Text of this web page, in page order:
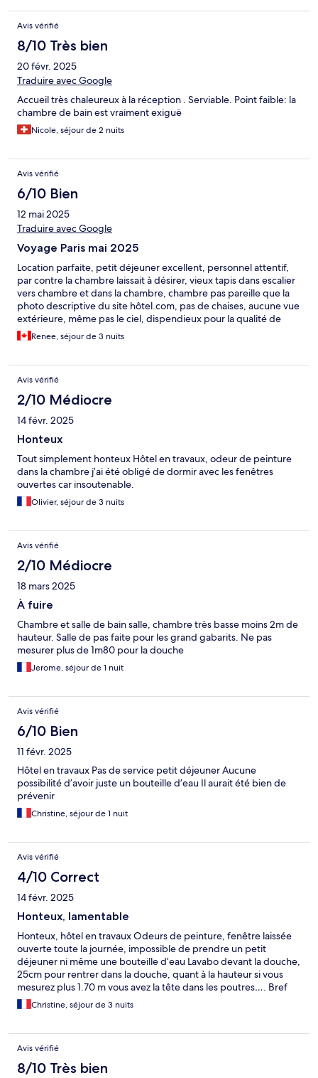
Avis vérifié
8/10 Très bien
20 févr. 2025
Traduire avec Google
Accueil très chaleureux à la réception . Serviable. Point faible: la
chambre de bain est vraiment exiguë
Nicole, séjour de 2 nuits
Avis vérifié
6/10 Bien
12 mai 2025
Traduire avec Google
Voyage Paris mai 2025
Location parfaite, petit déjeuner excellent, personnel attentif,
par contre la chambre laissait à désirer, vieux tapis dans escalier
vers chambre et dans la chambre, chambre pas pareille que la
photo descriptive du site hôtel.com, pas de chaises, aucune vue
extérieure, même pas le ciel, dispendieux pour la qualité de
chambre, aucun meuble, juste le lit. Salle de bain rénovée.
Renee, séjour de 3 nuits
Avis vérifié
2/10 Médiocre
14 févr. 2025
Honteux
Tout simplement honteux Hôtel en travaux, odeur de peinture
dans la chambre j’ai été obligé de dormir avec les fenêtres
ouvertes car insoutenable.
Olivier, séjour de 3 nuits
Avis vérifié
2/10 Médiocre
18 mars 2025
À fuire
Chambre et salle de bain salle, chambre très basse moins 2m de
hauteur. Salle de pas faite pour les grand gabarits. Ne pas
mesurer plus de 1m80 pour la douche
Jerome, séjour de 1 nuit
Avis vérifié
6/10 Bien
11 févr. 2025
Hôtel en travaux Pas de service petit déjeuner Aucune
possibilité d’avoir juste un bouteille d’eau Il aurait été bien de
prévenir
Christine, séjour de 1 nuit
Avis vérifié
4/10 Correct
14 févr. 2025
Honteux, lamentable
Honteux, hôtel en travaux Odeurs de peinture, fenêtre laissée
ouverte toute la journée, impossible de prendre un petit
déjeuner ni même une bouteille d’eau Lavabo devant la douche,
25cm pour rentrer dans la douche, quant à la hauteur si vous
mesurez plus 1.70 m vous avez la tête dans les poutres…. Bref
bravo au personnel qui travaille dans ces conditions c’est
lamentable
Christine, séjour de 3 nuits
Avis vérifié
8/10 Très bien